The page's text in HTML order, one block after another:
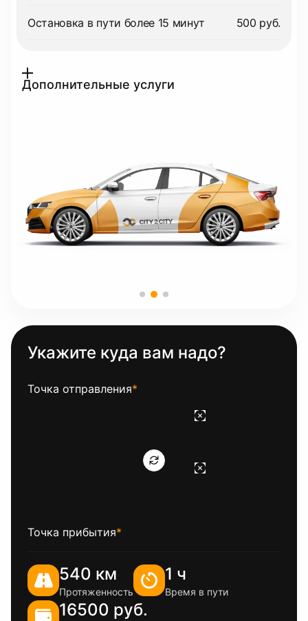
Остановка в пути более 15 минут 500 руб.
Дополнительные услуги
Укажите куда вам надо?
Точка отправления*
Точка прибытия*
540 км
Протяженность
1 ч
Время в пути
16500 руб.